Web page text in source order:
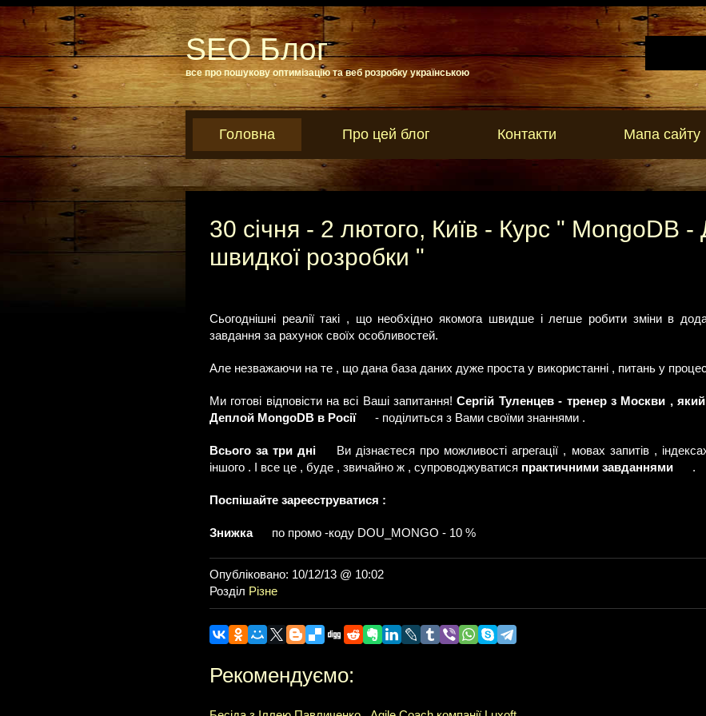
SEO Блог
все про пошукову оптимізацію та веб розробку українською
Головна Про цей блог Контакти Мапа сайту
30 січня - 2 лютого, Київ - Курс " MongoDB
швидкої розробки "
Сьогоднішні реалії такі , що необхідно якомога швидше і легше робити зміни в
завдання за рахунок своїх особливостей.
Але незважаючи на те , що дана база даних дуже проста у використанні , питань у
Ми готові відповісти на всі Ваші запитання!Сергій Туленцев - тренер з Москви ,
Деплой MongoDB в Росії
- поділиться з Вами своїми знаннями .
Всього за три дні
Ви дізнаєтеся про можливості агрегації , мовах запитів ,
іншого . І все це , буде , звичайно ж , супроводжуватися практичними завданнями .
Поспішайте зареєструватися :
Знижка по промо -коду DOU_MONGO - 10 %
Опубліковано: 10/12/13 @ 10:02
Розділ Різне
Рекомендуємо: